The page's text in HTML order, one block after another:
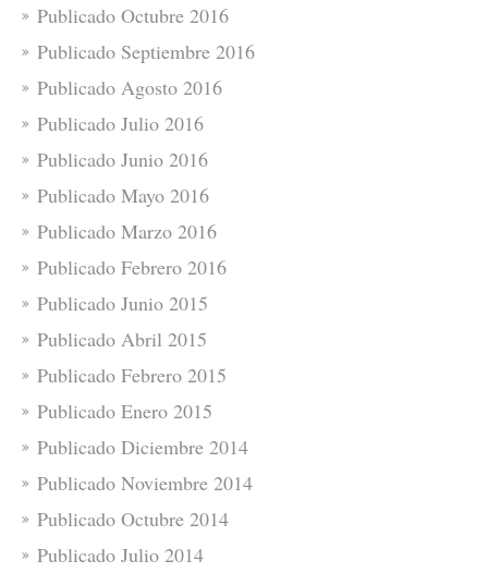
Publicado Octubre 2016
Publicado Septiembre 2016
Publicado Agosto 2016
Publicado Julio 2016
Publicado Junio 2016
Publicado Mayo 2016
Publicado Marzo 2016
Publicado Febrero 2016
Publicado Junio 2015
Publicado Abril 2015
Publicado Febrero 2015
Publicado Enero 2015
Publicado Diciembre 2014
Publicado Noviembre 2014
Publicado Octubre 2014
Publicado Julio 2014